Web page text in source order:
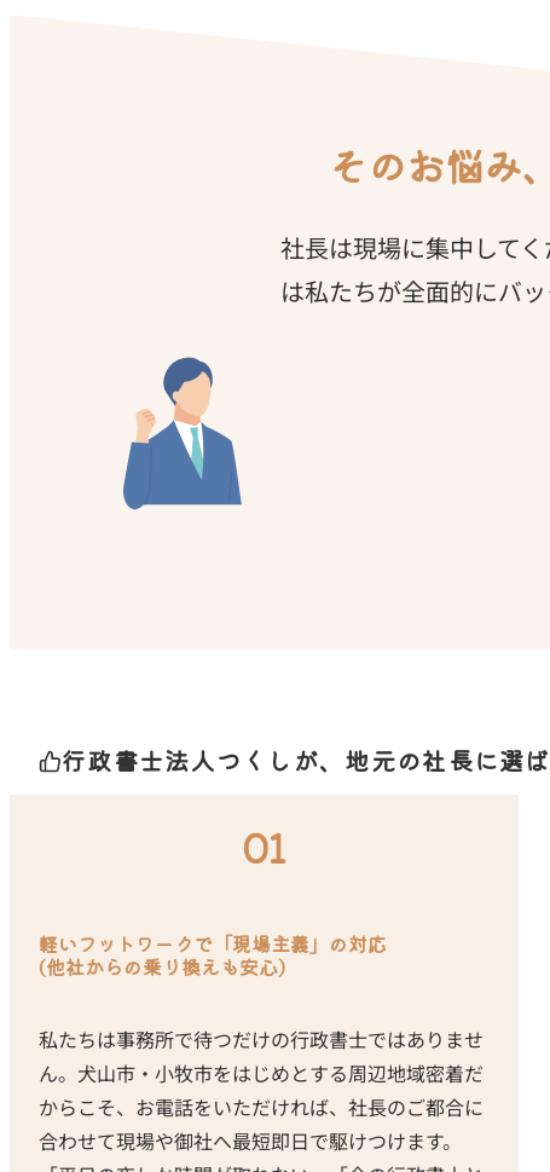
そのお悩み
社長は現場に集中して
は私たちが全面的にバッ
行政書士法人つくしが、地元の社長に選
01
軽いフットワークで「現場主義」の対応
(他社からの乗り換えも安心)
私たちは事務所で待つだけの行政書士ではありませ
ん。犬山市・小牧市をはじめとする周辺地域密着だ
からこそ、お電話をいただければ、社長のご都合に
合わせて現場や御社へ最短即日で駆けつけます。